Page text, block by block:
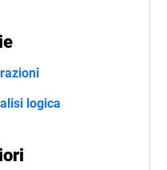
logica